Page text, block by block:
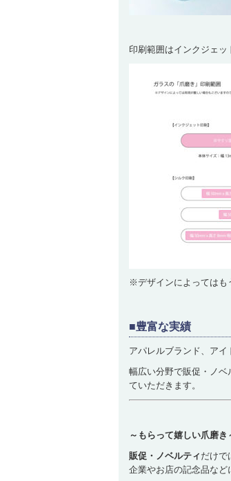
印刷範囲はインクジェッ
※デザインによってはも
■豊富な実績
アパレルブランド、ア
幅広い分野で販促・ノ
ていただきます。
～もらって嬉しい爪磨き
販促・ノベルティ だけで
企業やお店の記念品な